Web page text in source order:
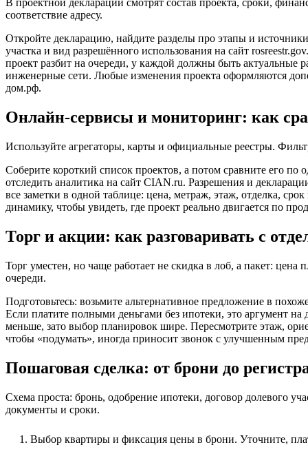
В проектной декларации смотрят состав проекта, сроки,
соответствие адресу.
Откройте декларацию, найдите разделы про этапы и
участка и вид разрешённого использования на сайт
проект разбит на очереди, у каждой должны быть
инженерные сети. Любые изменения проекта оформляются
дом.рф.
Онлайн-сервисы и мониторинг: как
Используйте агрегаторы, карты и официальные реестры.
Соберите короткий список проектов, а потом сравните его
отследить аналитика на сайт CIAN.ru. Разрешения и
все заметки в одной таблице: цена, метраж, этаж, отделка,
динамику, чтобы увидеть, где проект реально двигается по
Торг и акции: как разговаривать с
Торг уместен, но чаще работает не скидка в лоб, а пакет: цена
очереди.
Подготовьтесь: возьмите альтернативное предложение в
Если платите полными деньгами без ипотеки, это аргумент
меньше, зато выбор планировок шире. Пересмотрите этаж,
чтобы «подумать», иногда приносит звонок с улучшенным
Пошаговая сделка: от брони до
Схема проста: бронь, одобрение ипотеки, договор долевого
документы и сроки.
Выбор квартиры и фиксация цены в брони. Уточните,